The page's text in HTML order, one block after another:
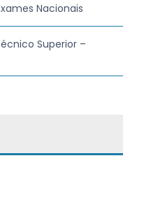
Nacionais
Superior –